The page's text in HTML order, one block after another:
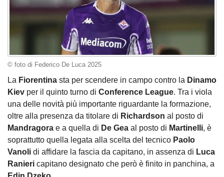
© foto di Federico De Luca 2025
La Fiorentina sta per scendere in campo contro la Dinamo
Kiev per il quinto turno di Conference League. Tra i viola
una delle novità più importante riguardante la formazione,
oltre alla presenza da titolare di Richardson al posto di
Mandragora e a quella di De Gea al posto di Martinelli, è
soprattutto quella legata alla scelta del tecnico Paolo
Vanoli di affidare la fascia da capitano, in assenza di Luca
Ranieri capitano designato che però è finito in panchina, a